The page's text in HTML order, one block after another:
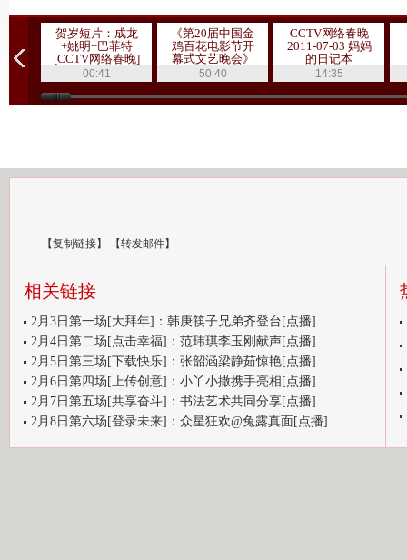
贺岁短片：成龙
+姚明+巴菲特
[CCTV网络春晚]
00:41
《第20届中国金
鸡百花电影节开
幕式文艺晚会》
20111019 1/3
50:40
CCTV网络春晚
2011-07-03 妈妈
的日记本
14:35
【复制链接】 【转发邮件】
相关链接
2月3日第一场[大拜年]：韩庚筷子兄弟齐登台[点播]
2月4日第二场[点击幸福]：范玮琪李玉刚献声[点播]
2月5日第三场[下载快乐]：张韶涵梁静茹惊艳[点播]
2月6日第四场[上传创意]：小丫小撒携手亮相[点播]
2月7日第五场[共享奋斗]：书法艺术共同分享[点播]
2月8日第六场[登录未来]：众星狂欢@兔露真面[点播]